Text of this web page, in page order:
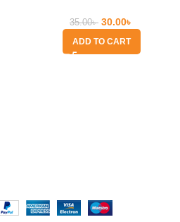
35.00৳ 30.00৳
ADD TO CART